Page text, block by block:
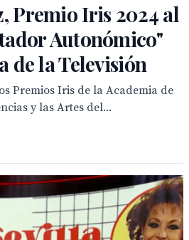
Premio Iris 2024 al
Autonómico"
de la Televisión
Premios Iris de la Academia de
y las Artes del...